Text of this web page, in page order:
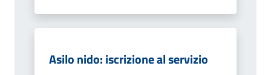
Asilo nido: iscrizione al servizio